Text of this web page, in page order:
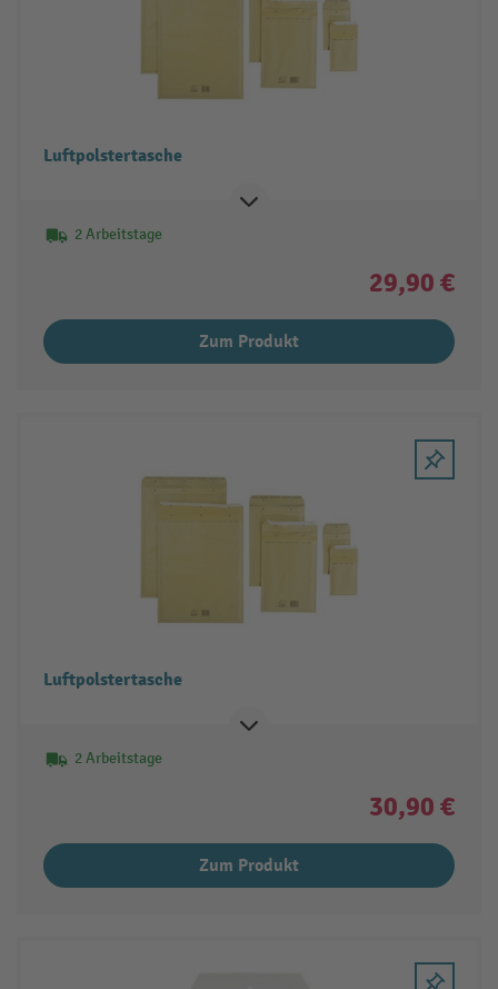
Luftpolstertasche
2 Arbeitstage
29,90 €
Zum Produkt
Luftpolstertasche
2 Arbeitstage
30,90 €
Zum Produkt